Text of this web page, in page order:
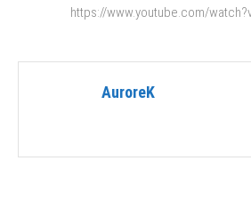
https://www.youtube.com/
AuroreK